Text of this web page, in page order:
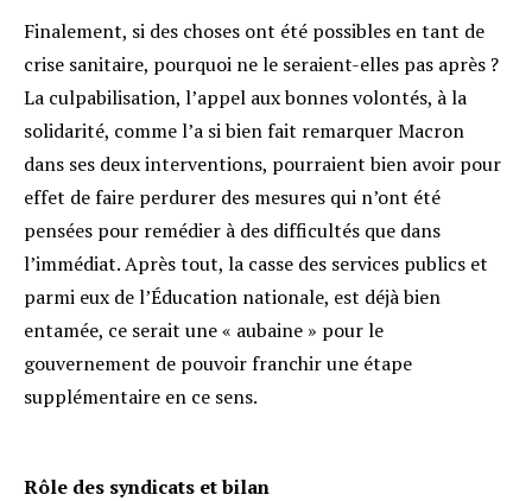
Finalement, si des choses ont été possibles en tant de
crise sanitaire, pourquoi ne le seraient-elles pas après ?
La culpabilisation, l’appel aux bonnes volontés, à la
solidarité, comme l’a si bien fait remarquer Macron
dans ses deux interventions, pourraient bien avoir pour
effet de faire perdurer des mesures qui n’ont été
pensées pour remédier à des difficultés que dans
l’immédiat. Après tout, la casse des services publics et
parmi eux de l’Éducation nationale, est déjà bien
entamée, ce serait une « aubaine » pour le
gouvernement de pouvoir franchir une étape
supplémentaire en ce sens.
Rôle des syndicats et bilan